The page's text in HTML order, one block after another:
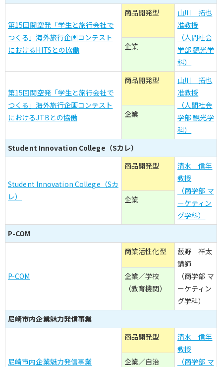
第15回関空発「学生と旅行会社で
つくる」海外旅行企画コンテスト
におけるHITSとの協働
商品開発型
山川 拓也
准教授
（人間社会
学部 観光学
科）
企業
第15回関空発「学生と旅行会社で
つくる」海外旅行企画コンテスト
におけるJTBとの協働
商品開発型
山川 拓也
准教授
（人間社会
学部 観光学
科）
企業
Student Innovation College（Sカレ）
Student Innovation College（Sカ
レ）
商品開発型
清水 信年
教授
（商学部 マ
ーケティン
グ学科）
企業
P-COM
P-COM
商業活性化型
薮野 祥太
講師
（商学部 マ
ーケティン
グ学科）
企業／学校
（教育機関）
尼崎市内企業魅力発信事業
尼崎市内企業魅力発信事業
商品開発型
清水 信年
教授
（商学部 マ
企業／自治